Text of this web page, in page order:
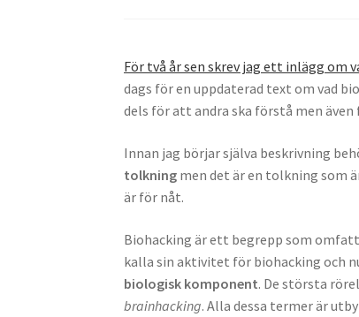
För två år sen skrev jag ett inlägg om
dags för en uppdaterad text om vad
dels för att andra ska förstå men
Innan jag börjar själva beskrivning
tolkning men det är en tolkning som
är för nåt.
Biohacking är ett begrepp som
kalla sin aktivitet för biohacking och
biologisk komponent. De största
brainhacking. Alla dessa termer är